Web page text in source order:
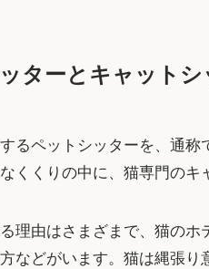
ターとキャットシ
るペットシッターを、通称
くくりの中に、猫専門のキ
理由はさまざまで、猫の
などがいます。猫は縄張